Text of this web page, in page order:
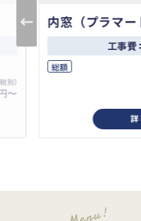
〜
内窓（プラマー
工事費
総額